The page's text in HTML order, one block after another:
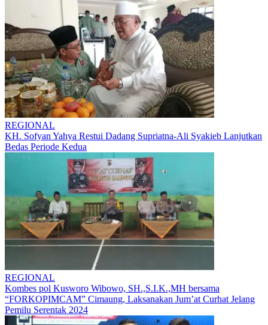
REGIONAL
KH. Sofyan Yahya Restui Dadang Supriatna-Ali Syakieb Lanjutkan
Bedas Periode Kedua
REGIONAL
Kombes pol Kusworo Wibowo, SH.,S.I.K.,MH bersama
“FORKOPIMCAM” Cimaung, Laksanakan Jum’at Curhat Jelang
Pemilu Serentak 2024